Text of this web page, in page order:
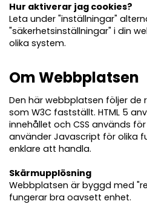
Hur aktiverar jag cookies?
Leta under "inställningar"
"säkerhetsinställningar" i din
olika system.
Om Webbplatsen
Den här webbplatsen följer de
som W3C fastställt. HTML 5
innehållet och CSS används
använder Javascript för olika
enklare att handla.
Skärmupplösning
Webbplatsen är byggd med
fungerar bra oavsett enhet.